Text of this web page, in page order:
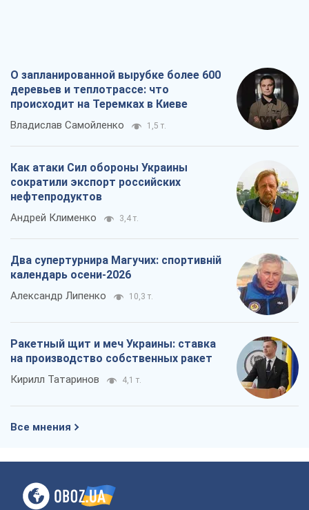
О запланированной вырубке более 600
деревьев и теплотрассе: что
происходит на Теремках в Киеве
Владислав Самойленко 1,5 т.
Как атаки Сил обороны Украины
сократили экспорт российских
нефтепродуктов
Андрей Клименко 3,4 т.
Два супертурнира Магучих: спортивній
календарь осени-2026
Александр Липенко 10,3 т.
Ракетный щит и меч Украины: ставка
на производство собственных ракет
Кирилл Татаринов 4,1 т.
Все мнения